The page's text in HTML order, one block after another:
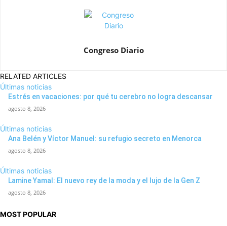
Congreso Diario
RELATED ARTICLES
Últimas noticias
Estrés en vacaciones: por qué tu cerebro no logra descansar
agosto 8, 2026
Últimas noticias
Ana Belén y Víctor Manuel: su refugio secreto en Menorca
agosto 8, 2026
Últimas noticias
Lamine Yamal: El nuevo rey de la moda y el lujo de la Gen Z
agosto 8, 2026
MOST POPULAR